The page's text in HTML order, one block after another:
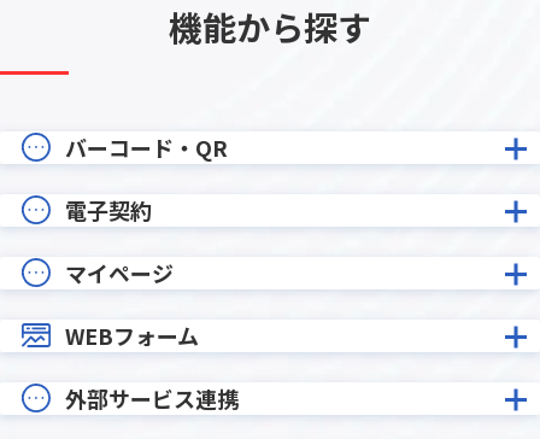
機能から探す
バーコード・QR
電子契約
マイページ
WEBフォーム
外部サービス連携